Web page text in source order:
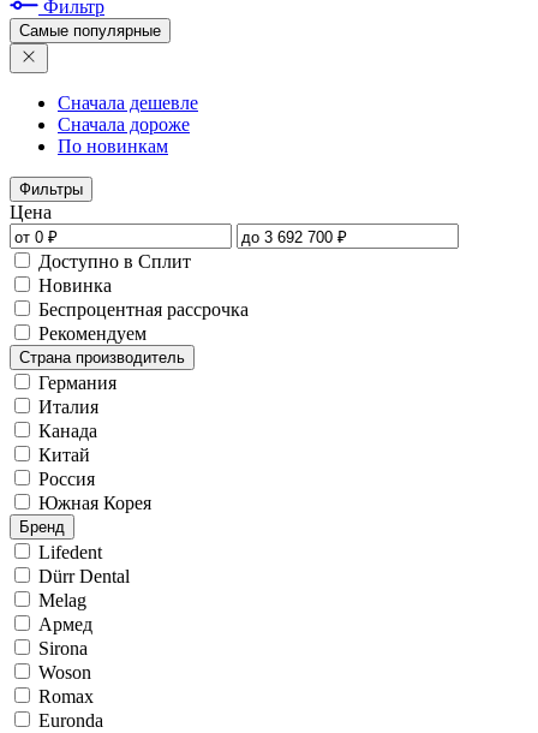
Фильтр
Самые популярные
Сначала дешевле
Сначала дороже
По новинкам
Фильтры
Цена
Доступно в Сплит
Новинка
Беспроцентная рассрочка
Рекомендуем
Страна производитель
Германия
Италия
Канада
Китай
Россия
Южная Корея
Бренд
Lifedent
Dürr Dental
Melag
Армед
Sirona
Woson
Romax
Euronda